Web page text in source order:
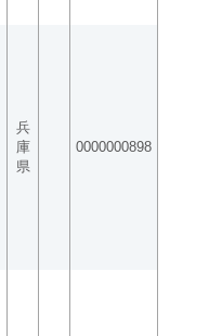
兵
庫
県
0000000898